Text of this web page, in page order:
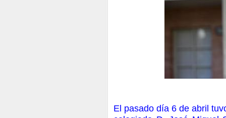
El pasado día 6 de abril